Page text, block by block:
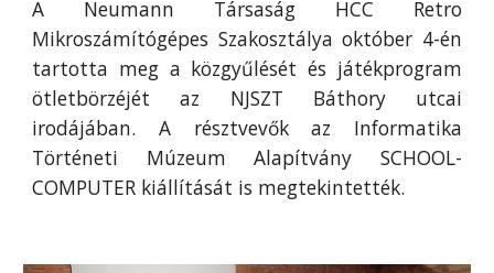
A Neumann Társaság HCC Retro
Mikroszámítógépes Szakosztálya október 4-én
tartotta meg a közgyűlését és játékprogram
ötletbörzéjét az NJSZT Báthory utcai
irodájában. A résztvevők az Informatika
Történeti Múzeum Alapítvány SCHOOL-
COMPUTER kiállítását is megtekintették.